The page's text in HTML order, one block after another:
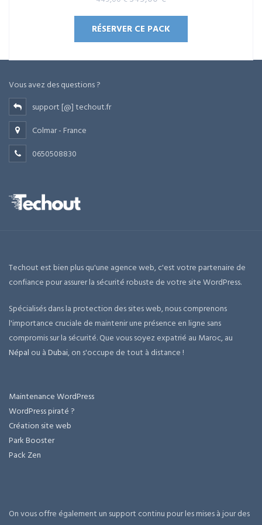
sur 5
prix
initial
était :
449,00 €.
prix
actuel
est :
349,00 €.
RÉSERVER CE PACK
Vous avez des questions ?
support [@] techout.fr
Colmar - France
0650508830
Techout est bien plus qu'une agence web, c'est votre partenaire de
confiance pour assurer la sécurité robuste de votre site WordPress.
Spécialisés dans la protection des sites web, nous comprenons
l'importance cruciale de maintenir une présence en ligne sans
compromis sur la sécurité. Que vous soyez expatrié au Maroc, au
Népal ou àDubai, on s'occupe de tout à distance !
Maintenance WordPress
WordPress piraté ?
Création site web
Park Booster
Pack Zen
On vous offre également un support continu pour les mises à jour des